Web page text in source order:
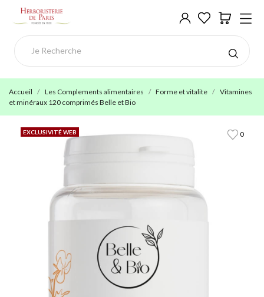
Accueil Les Complements alimentaires Forme et vitalite
Vitamines
et minéraux 120 comprimés Belle et Bio
0
EXCLUSIVITÉ WEB